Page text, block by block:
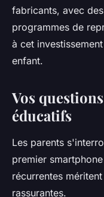
fabricants, avec
programmes de
à cet
enfant.
Vos
éducatifs
Les parents
premier
récurrentes
rassurantes.